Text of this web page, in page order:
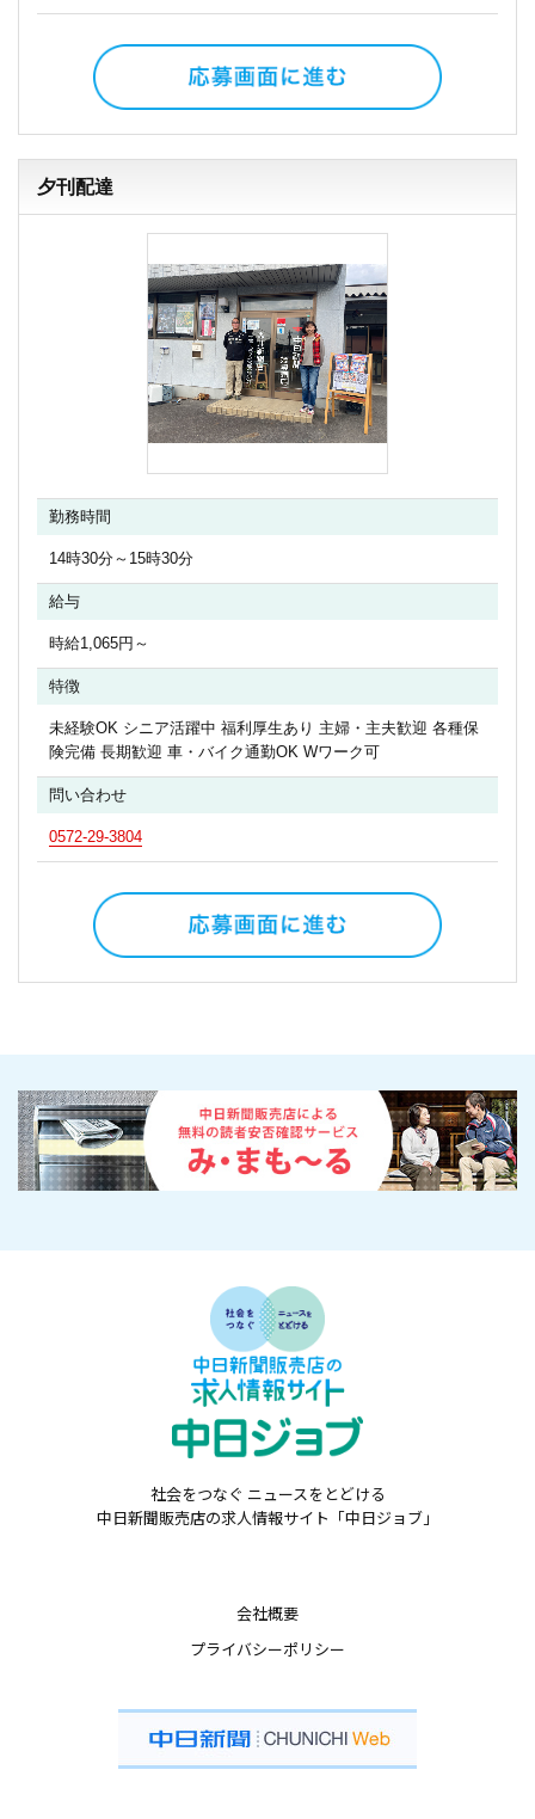
夕刊配達
勤務時間
14時30分～15時30分
給与
時給1,065円～
特徴
未経験OK シニア活躍中 福利厚生あり 主婦・主夫歓迎 各種保
険完備 長期歓迎 車・バイク通勤OK Wワーク可
問い合わせ
0572-29-3804
社会をつなぐ ニュースをとどける
中日新聞販売店の求人情報サイト「中日ジョブ」
会社概要
プライバシーポリシー